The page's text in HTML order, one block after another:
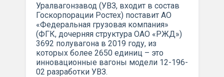
Уралвагонзавод (УВЗ, входит в состав
Госкорпорации Ростех) поставит АО
«Федеральная грузовая компания»
(ФГК, дочерняя структура ОАО «РЖД»)
3692 полувагона в 2019 году, из
которых более 2650 единиц – это
инновационные вагоны модели 12-196-
02 разработки УВЗ.